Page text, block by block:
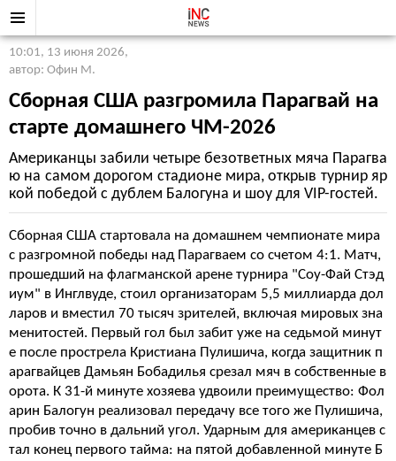
10:01, 13 июня 2026,
автор: Офин М.
Сборная США разгромила Парагвай на
старте домашнего ЧМ-2026
Американцы забили четыре безответных мяча Парагва
ю на самом дорогом стадионе мира, открыв турнир яр
кой победой с дублем Балогуна и шоу для VIP-гостей.
Сборная США стартовала на домашнем чемпионате мира
с разгромной победы над Парагваем со счетом 4:1. Матч,
прошедший на флагманской арене турнира "Соу-Фай Стэд
иум" в Инглвуде, стоил организаторам 5,5 миллиарда дол
ларов и вместил 70 тысяч зрителей, включая мировых зна
менитостей. Первый гол был забит уже на седьмой минут
е после прострела Кристиана Пулишича, когда защитник п
арагвайцев Дамьян Бобадилья срезал мяч в собственные в
орота. К 31-й минуте хозяева удвоили преимущество: Фол
арин Балогун реализовал передачу все того же Пулишича,
пробив точно в дальний угол. Ударным для американцев с
тал конец первого тайма: на пятой добавленной минуте Б